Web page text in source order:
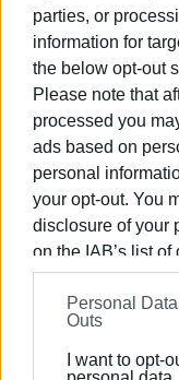
parties, or
information for
the below opt-out
Please note that
processed you
ads based on
personal
your opt-out. You
disclosure of your
on the IAB’s list
information may
on theIAB’s List
further disclose it
Please note that
Personal
Outs
I want to opt-
κόσμο, όμως, η
μας θα πρέπει να
εμφανίζονται
κρίσιμους ρόλους
τους τώρα. Μας
δεν μας συμφέρει
τους
Εμφανίσεις: 46